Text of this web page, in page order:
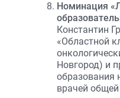
Номинация
Константин
«Областной
Новгород) и
образования
врачей